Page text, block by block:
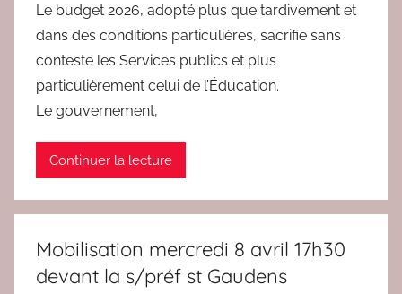
Le budget 2026, adopté plus que tardivement et
dans des conditions particulières, sacrifie sans
conteste les Services publics et plus
particulièrement celui de l’Éducation.
Le gouvernement,
Continuer la lecture
Mobilisation mercredi 8 avril 17h30
devant la s/préf st Gaudens